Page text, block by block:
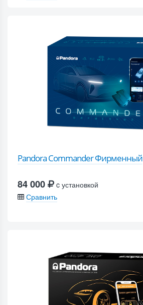
Pandora Commander Фирменный
84 000
c установкой
Сравнить